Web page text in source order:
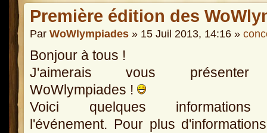
Première édition des
Par WoWlympiades » 15 Juil 2013, 14:16 »
Bonjour à tous !
J'aimerais vous
WoWlympiades !
Voici quelques
l'événement. Pour plus